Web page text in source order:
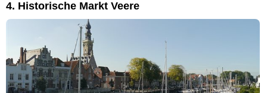
4. Historische Markt Veere